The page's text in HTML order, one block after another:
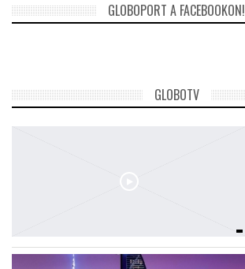
GLOBOPORT A FACEBOOKON!
GLOBOTV